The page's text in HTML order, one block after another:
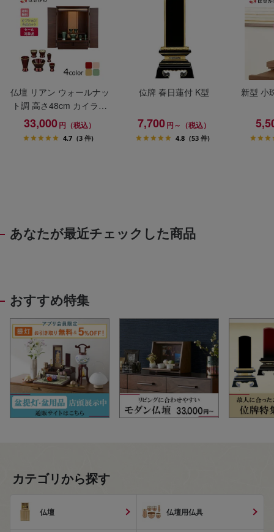
仏壇 リアン ウォールナッ
ト調 高さ48cm カイラ具
足セット
33,000円（税込）
4.7 (3 件)
位牌 春日蓮付 K型
7,700円～（税込）
4.8 (53 件)
新型 小
あなたが最近チェックした商品
おすすめ特集
カテゴリから探す
仏壇 仏壇用仏具